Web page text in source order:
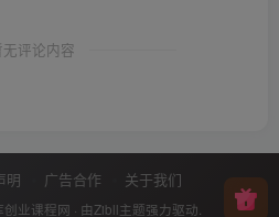
无评论内容
明 广告合作 关于我们
创业课程网 · 由Zibll主题强力驱动.